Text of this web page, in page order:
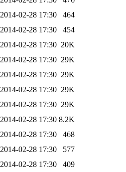
2014-02-28 17:30
464
2014-02-28 17:30
454
2014-02-28 17:30 20K
2014-02-28 17:30 29K
2014-02-28 17:30 29K
2014-02-28 17:30 29K
2014-02-28 17:30 29K
2014-02-28 17:30 8.2K
2014-02-28 17:30
468
2014-02-28 17:30
577
2014-02-28 17:30
409